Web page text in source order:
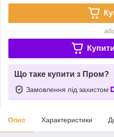
Що таке купити з Пром?
Замовлення під захистом
Опис Характеристики